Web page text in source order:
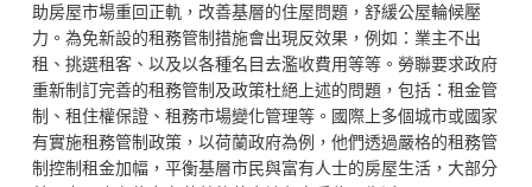
助房屋市場重回正軌，改善基層的住屋問題，舒緩公屋輪候壓
力。為免新設的租務管制措施會出現反效果，例如：業主不出
租、挑選租客、以及以各種名目去濫收費用等等。勞聯要求政府
重新制訂完善的租務管制及政策杜絕上述的問題，包括：租金管
制、租住權保證、租務市場變化管理等。國際上多個城市或國家
有實施租務管制政策，以荷蘭政府為例，他們透過嚴格的租務管
制控制租金加幅，平衡基層市民與富有人士的房屋生活，大部分